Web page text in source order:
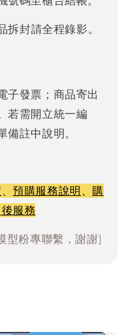
拆封請全程錄影。
子發票；商品寄出
若需開立統一編
註中說明。
、預購服務說明、 購
服務
型粉專聯繫，謝謝]